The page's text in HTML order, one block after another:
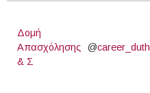
Δομή
Απασχόλησης
& Σ
@career_duth